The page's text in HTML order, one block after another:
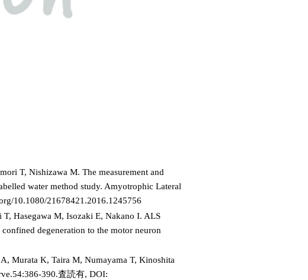
T, Nishizawa M. The measurement and
water method study. Amyotrophic Lateral
10.1080/21678421.2016.1245756
Hasegawa M, Isozaki E, Nakano I. ALS
degeneration to the motor neuron
Murata K, Taira M, Numayama T, Kinoshita
390.査読有, DOI: